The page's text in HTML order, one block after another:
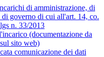
di amministrazione, di
di governo di cui all'art. 14, co.
n. 33/2013
(documentazione da
sito web)
comunicazione dei dati